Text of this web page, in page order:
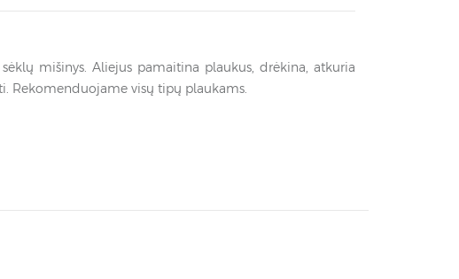
mišinys. Aliejus pamaitina plaukus, drėkina, atkuria
Rekomenduojame visų tipų plaukams.